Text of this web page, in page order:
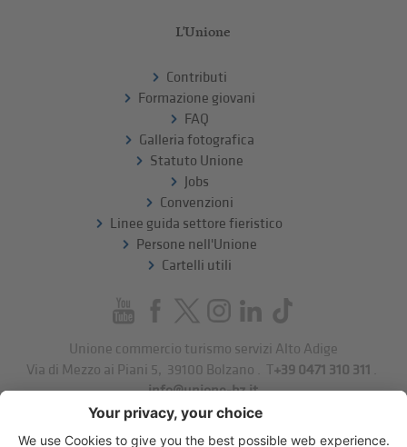
L'Unione
Contributi
Formazione giovani
FAQ
Galleria fotografica
Statuto Unione
Jobs
Convenzioni
Linee guida settore fieristico
Persone nell'Unione
Cartelli utili
Unione commercio turismo servizi Alto Adige
Via di Mezzo ai Piani 5
39100 Bolzano . T+39 0471 310 311 .
info@unione-bz.it
Impressum
Privacy